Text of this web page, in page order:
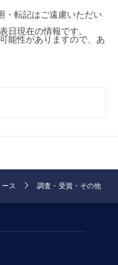
・転記はご遠慮いただい
日現在の情報です。
能性がありますので、あ
ス 調査・受賞・その他